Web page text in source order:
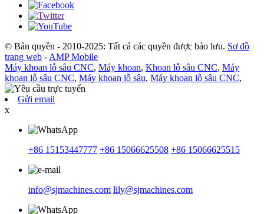
© Bản quyền - 2010-2025: Tất cả các quyền được bảo lưu. Sơ đồ
trang web -AMP Mobile
Máy khoan lỗ sâu CNC, Máy khoan, Khoan lỗ sâu CNC, Máy
khoan lỗ sâu CNC, Máy khoan lỗ sâu, Máy khoan lỗ sâu CNC,
Gửi email
x
+86 15153447777 +86 15066625508 +86 15066625515
info@sjmachines.com lily@sjmachines.com